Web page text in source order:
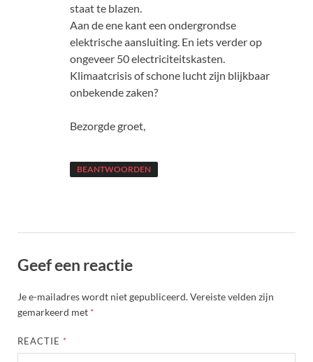
staat te blazen.
Aan de ene kant een ondergrondse
elektrische aansluiting. En iets verder op
ongeveer 50 electriciteitskasten.
Klimaatcrisis of schone lucht zijn blijkbaar
onbekende zaken?
Bezorgde groet,
BEANTWOORDEN
Geef een reactie
Je e-mailadres wordt niet gepubliceerd.Vereiste velden zijn
gemarkeerd met *
REACTIE *